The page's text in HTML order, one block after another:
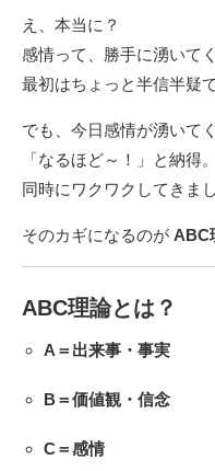
え、本当に？
感情って、勝手に湧いて
最初はちょっと半信半疑で
でも、今日感情が湧いて
「なるほど～！」と納得。
同時にワクワクしてきま
そのカギになるのが ABC
ABC理論とは？
A＝出来事・事実
B＝価値観・信念
C＝感情